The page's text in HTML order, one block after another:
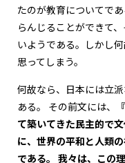
たのが教育についてで
らんじることができて
いようである。しかし
思ってしまう。
何故なら、日本には立
ある。 その前文には、
て築いてきた民主的で
に、世界の平和と人類
である。 我々は、この